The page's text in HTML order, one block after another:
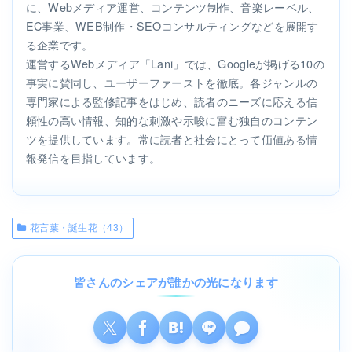
に、Webメディア運営、コンテンツ制作、音楽レーベル、
EC事業、WEB制作・SEOコンサルティングなどを展開す
る企業です。
運営するWebメディア「Lani」では、Googleが掲げる10の
事実に賛同し、ユーザーファーストを徹底。各ジャンルの
専門家による監修記事をはじめ、読者のニーズに応える信
頼性の高い情報、知的な刺激や示唆に富む独自のコンテン
ツを提供しています。常に読者と社会にとって価値ある情
報発信を目指しています。
花言葉・誕生花（43）
皆さんのシェアが誰かの光になります